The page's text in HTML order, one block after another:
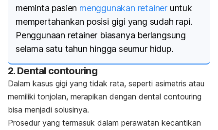
meminta pasien menggunakan retainer untuk
mempertahankan posisi gigi yang sudah rapi.
Penggunaan retainer biasanya berlangsung
selama satu tahun hingga seumur hidup.
2. Dental contouring
Dalam kasus gigi yang tidak rata, seperti asimetris atau
memiliki tonjolan, merapikan dengan dental contouring
bisa menjadi solusinya.
Prosedur yang termasuk dalam perawatan kecantikan